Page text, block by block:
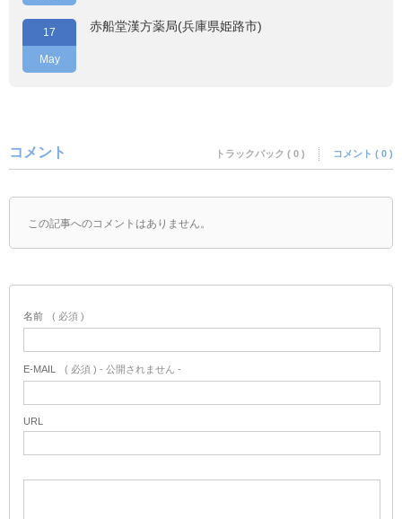
17
May
赤船堂漢方薬局(兵庫県姫路市)
コメント トラックバック ( 0 ) コメント ( 0 )
この記事へのコメントはありません。
名前 ( 必須 )
E-MAIL ( 必須 ) - 公開されません -
URL